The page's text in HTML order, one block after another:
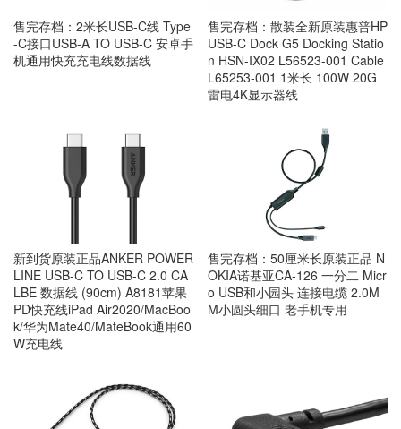
售完存档：2米长USB-C线 Type
-C接口USB-A TO USB-C 安卓手
机通用快充充电线数据线
售完存档：散装全新原装惠普HP
USB-C Dock G5 Docking Statio
n HSN-IX02 L56523-001 Cable
L65253-001 1米长 100W 20G
雷电4K显示器线
新到货原装正品ANKER POWER
LINE USB-C TO USB-C 2.0 CA
LBE 数据线 (90cm) A8181苹果
PD快充线iPad Air2020/MacBoo
k/华为Mate40/MateBook通用60
W充电线
售完存档：50厘米长原装正品 N
OKIA诺基亚CA-126 一分二 Micr
o USB和小园头 连接电缆 2.0M
M小圆头细口 老手机专用